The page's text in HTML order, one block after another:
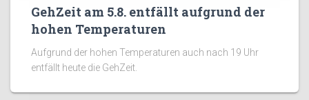
GehZeit am 5.8. entfällt aufgrund der
hohen Temperaturen
Aufgrund der hohen Temperaturen auch nach 19 Uhr
entfällt heute die GehZeit.